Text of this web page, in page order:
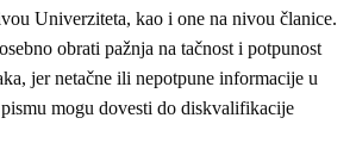
Univerziteta, kao i one na nivou članice.
obrati pažnja na tačnost i potpunost
jer netačne ili nepotpune informacije u
mogu dovesti do diskvalifikacije